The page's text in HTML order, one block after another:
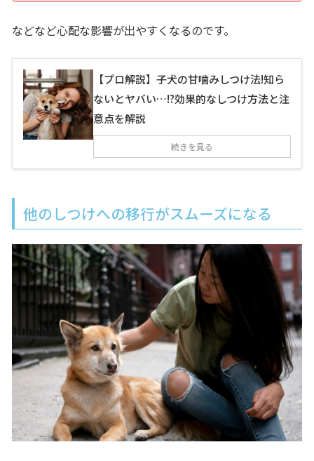
などなど心配な影響が出やすくなるのです。
【プロ解説】子犬の甘噛みしつけ法!知ら
ないとヤバい…!?効果的なしつけ方法と注
意点を解説
続きを見る
他のしつけへの移行がスムーズになる